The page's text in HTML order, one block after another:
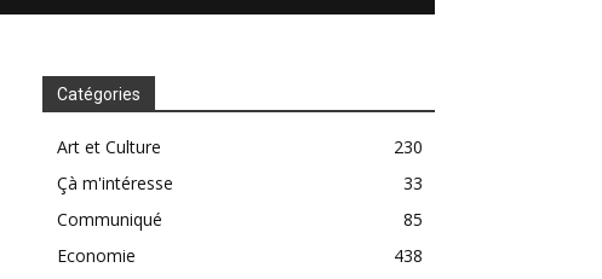
Catégories
Art et Culture
230
Çà m'intéresse
33
Communiqué
85
Economie
438